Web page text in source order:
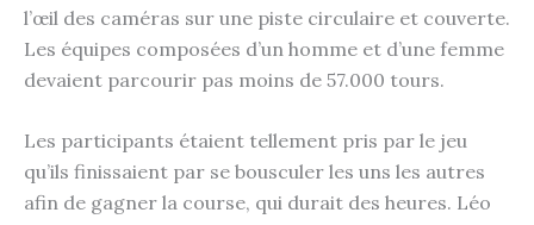
l’œil des caméras sur une piste circulaire et couverte.
Les équipes composées d’un homme et d’une femme
devaient parcourir pas moins de 57.000 tours.
Les participants étaient tellement pris par le jeu
qu’ils finissaient par se bousculer les uns les autres
afin de gagner la course, qui durait des heures. Léo